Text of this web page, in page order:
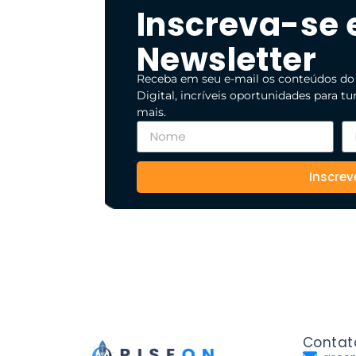
Inscreva-se
Newsletter
Receba em seu e-mail os conteúdos
Digital, incríveis oportunidades para
mais.